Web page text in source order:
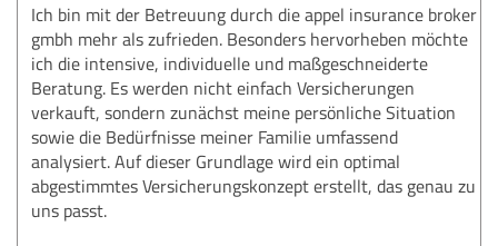
Ich bin mit der Betreuung durch die appel insurance broker
gmbh mehr als zufrieden. Besonders hervorheben möchte
ich die intensive, individuelle und maßgeschneiderte
Beratung. Es werden nicht einfach Versicherungen
verkauft, sondern zunächst meine persönliche Situation
sowie die Bedürfnisse meiner Familie umfassend
analysiert. Auf dieser Grundlage wird ein optimal
abgestimmtes Versicherungskonzept erstellt, das genau zu
uns passt.